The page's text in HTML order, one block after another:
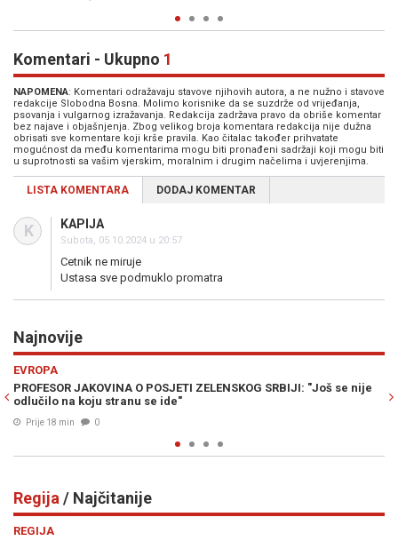
Komentari - Ukupno 1
NAPOMENA: Komentari odražavaju stavove njihovih autora, a ne nužno i stavove
redakcije Slobodna Bosna. Molimo korisnike da se suzdrže od vrijeđanja,
psovanja i vulgarnog izražavanja. Redakcija zadržava pravo da obriše komentar
bez najave i objašnjenja. Zbog velikog broja komentara redakcija nije dužna
obrisati sve komentare koji krše pravila. Kao čitalac također prihvatate
mogućnost da među komentarima mogu biti pronađeni sadržaji koji mogu biti
u suprotnosti sa vašim vjerskim, moralnim i drugim načelima i uvjerenjima.
LISTA KOMENTARA DODAJ KOMENTAR
K KAPIJA
Subota, 05.10.2024 u 20:57
Cetnik ne miruje
Ustasa sve podmuklo promatra
Najnovije
SRBIJI: "Još se nije
SULJAGIĆ ZAHVALIO AMERIČKIM
genocida znam šta znači kada neko
Regija / Najčitanije